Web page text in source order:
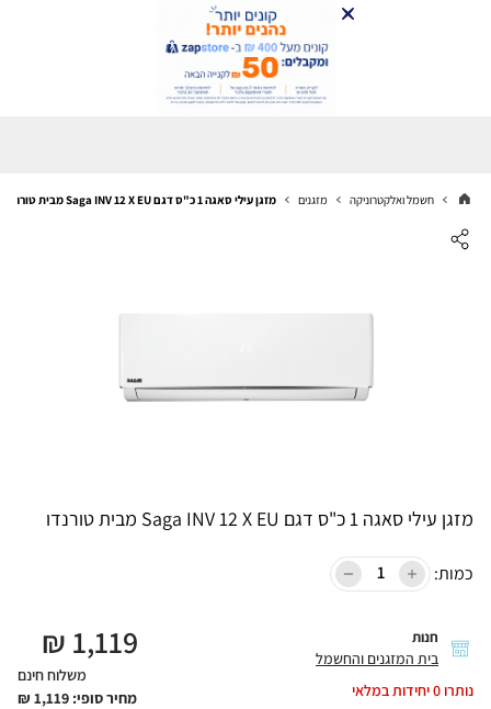
חשמל ואלקטרוניקה מזגנים מזגן עילי סאגה 1 כ"ס דגם Saga INV 12 X EU מבית טורנדו
מזגן עילי סאגה 1 כ"ס דגם Saga INV 12 X EU מבית טורנדו
כמות:
חנות
בית המזגנים והחשמל
נותרו0יחידות במלאי
1,119
₪
משלוח חינם
מחיר סופי: 1,119
₪